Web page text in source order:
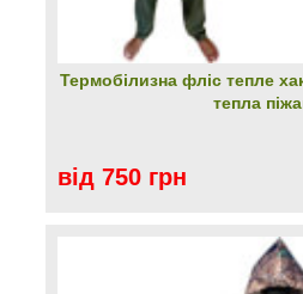
Термобілизна фліс тепле
тепла
від 750 грн